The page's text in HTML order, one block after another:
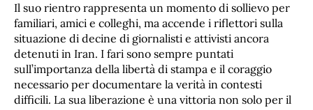
Il suo rientro rappresenta un momento di sollievo per
familiari, amici e colleghi, ma accende i riflettori sulla
situazione di decine di giornalisti e attivisti ancora
detenuti in Iran. I fari sono sempre puntati
sull’importanza della libertà di stampa e il coraggio
necessario per documentare la verità in contesti
difficili. La sua liberazione è una vittoria non solo per il